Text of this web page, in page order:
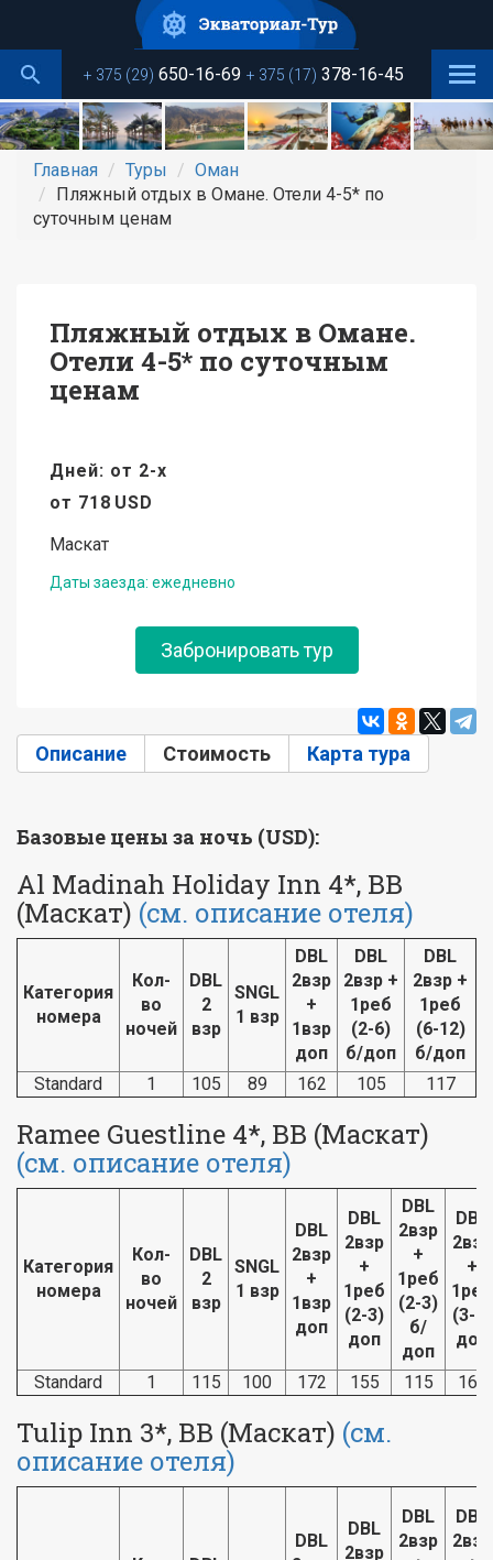
основному
содержанию+ 375 (29) 650-16-69 + 375 (17) 378-16-45
Главная Туры
Оман
Пляжный отдых в Омане. Отели 4-5* по
суточным ценам
Пляжный отдых в Омане.
Отели 4-5* по суточным
ценам
Дней: от 2-х
от 718 USD
Маскат
Даты заезда: ежедневно
Забронировать тур
Описание Стоимость (активная вкладка)
Карта тура
Базовые цены за ночь (USD):
Al Madinah Holiday Inn 4*, BB
(Маскат) (см. описание отеля)
Категория
номера
Кол-
во
ночей
DBL
2
взр
SNGL
1 взр
DBL
2взр
+
1взр
доп
DBL
2взр +
1реб
(2-6)
б/доп
DBL
2взр +
1реб
(6-12)
б/доп
Standard
1 105 89 162 105 117
Ramee Guestline 4*, BB (Маскат)
(см. описание отеля)
Категория
номера
Кол-
во
ночей
DBL
2
взр
SNGL
1 взр
DBL
2взр
+
1взр
доп
DBL
2взр
+
1реб
(2-3)
доп
DBL
2взр
+
1реб
(2-3)
б/
доп
DBL
2взр
+
1реб
(3-7)
доп
Standard 1 115 100 172 155 115 165
Tulip Inn 3*, BB (Маскат) (см.
описание отеля)
DBL
DBL
2взр
DBL
2взр
DBL
2взр